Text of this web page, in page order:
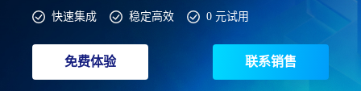
快速集成 稳定高效 0 元试用
免费体验 联系销售